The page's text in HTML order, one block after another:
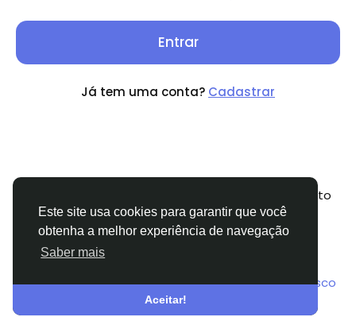
Este site usa cookies para garantir que você
obtenha a melhor experiência de navegação
Saber mais
Aceitar!
Entrar
Já tem uma conta? Cadastrar
© 2026 Zovi Connect – Social Networking Platform to
Connect, Share & Grow Online
Portuguese
(Brazil)
About Us Terms and Conditions
Guidelines Adult & Child Safety Policy Fale conosco
Diretório